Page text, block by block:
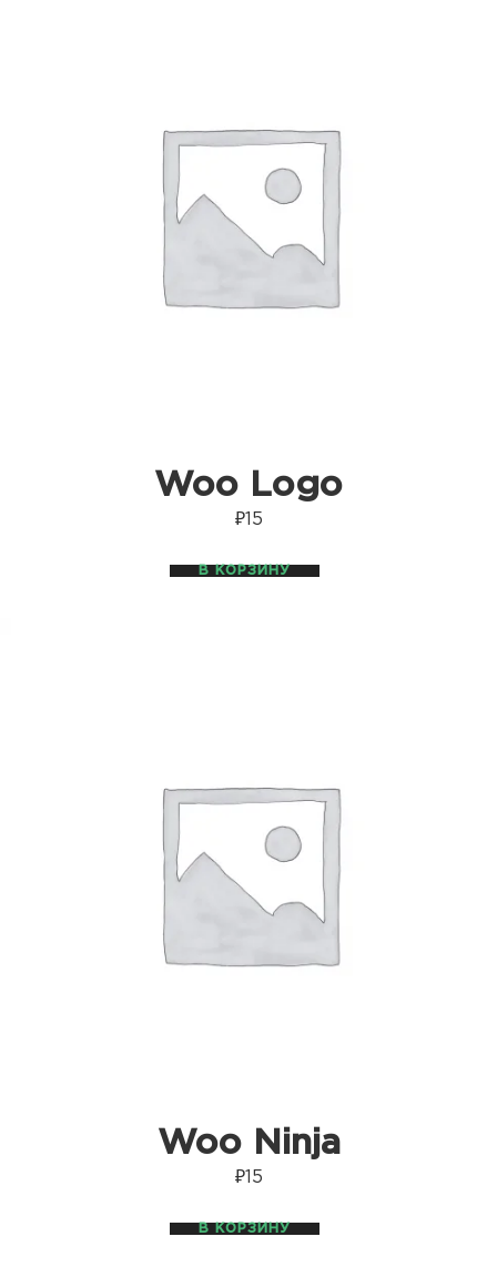
Woo Logo
₽15
В КОРЗИНУ
Woo Ninja
₽15
В КОРЗИНУ